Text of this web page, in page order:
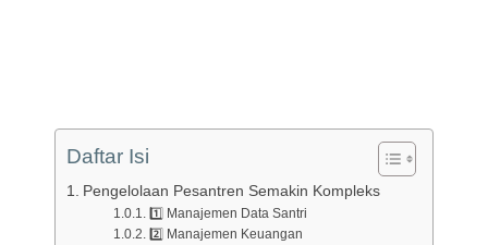
Daftar Isi
Pengelolaan Pesantren Semakin Kompleks
1️⃣ Manajemen Data Santri
2️⃣ Manajemen Keuangan